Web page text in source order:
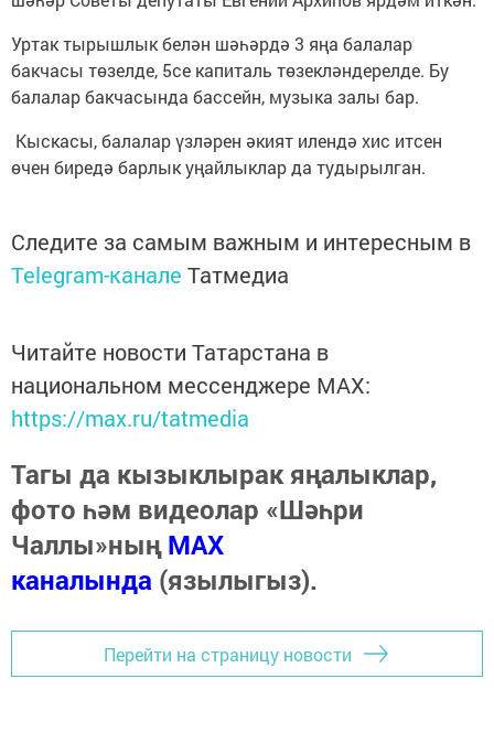
Уртак тырышлык белән шәһәрдә 3 яңа балалар
бакчасы төзелде, 5се капиталь төзекләндерелде. Бу
балалар бакчасында бассейн, музыка залы бар.
Кыскасы, балалар үзләрен әкият илендә хис итсен
өчен биредә барлык уңайлыклар да тудырылган.
Следите за самым важным и интересным в
Telegram-канале Татмедиа
Читайте новости Татарстана в
национальном мессенджере MАХ:
https://max.ru/tatmedia
Тагы да кызыклырак яңалыклар,
фото һәм видеолар «Шәһри
Чаллы»ныңMAX
каналында (язылыгыз).
Перейти на страницу новости